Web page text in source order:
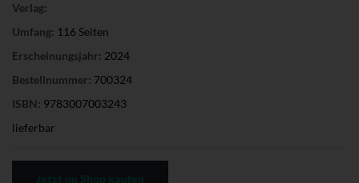
Verlag:
Umfang: 116 Seiten
Erscheinungsjahr: 2024
Bestellnummer: 700324
ISBN: 9783007003243
lieferbar